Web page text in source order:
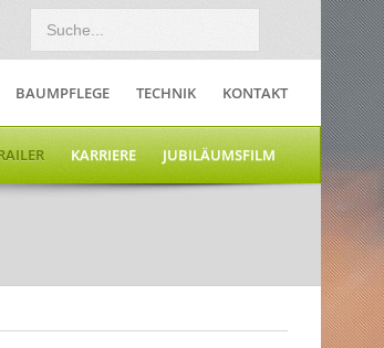
BAUMPFLEGE TECHNIK KONTAKT
KARRIERE JUBILÄUMSFILM